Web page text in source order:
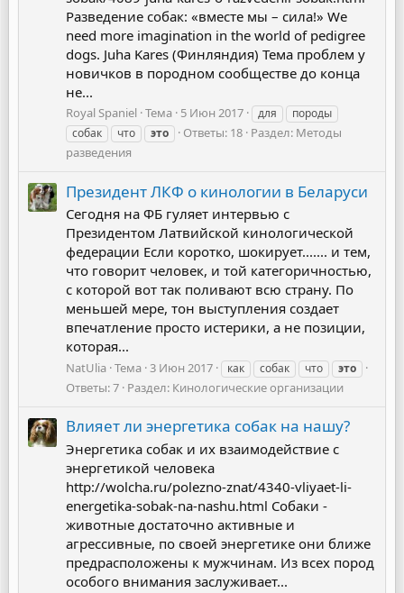
Разведение собак: «вместе мы – сила!» We
need more imagination in the world of pedigree
dogs. Juha Kares (Финляндия) Тема проблем у
новичков в породном сообществе до конца
не...
Royal Spaniel Тема 5 Июн 2017 для
породы
собак
что это Ответы: 18 Раздел: Методы
разведения
Президент ЛКФ о кинологии в Беларуси
Сегодня на ФБ гуляет интервью с
Президентом Латвийской кинологической
федерации Если коротко, шокирует....... и тем,
что говорит человек, и той категоричностью,
с которой вот так поливают всю страну. По
меньшей мере, тон выступления создает
впечатление просто истерики, а не позиции,
которая...
NatUlia Тема 3 Июн 2017 как собак что это
Ответы: 7 Раздел: Кинологические организации
Влияет ли энергетика собак на нашу?
Энергетика собак и их взаимодействие с
энергетикой человека
http://wolcha.ru/polezno-znat/4340-vliyaet-li-
energetika-sobak-na-nashu.html Собаки -
животные достаточно активные и
агрессивные, по своей энергетике они ближе
предрасположены к мужчинам. Из всех пород
особого внимания заслуживает...